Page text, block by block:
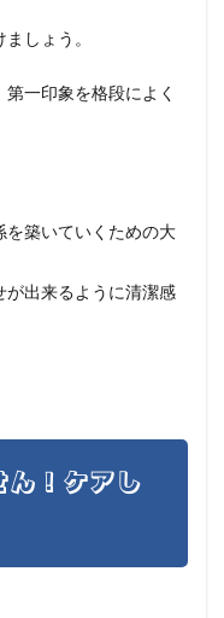
しょう。
一印象を格段によく
を築いていくための大
が出来るように清潔感
ん！ケアし